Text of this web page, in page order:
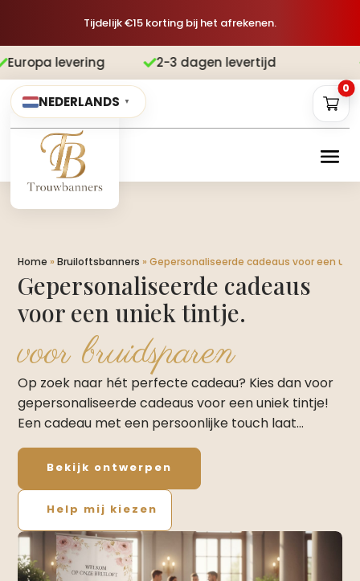
Tijdelijk €15 korting bij het afrekenen.
2-3 dagen levertijd  Gratis
NEDERLANDS ▼
0
Home »Bruiloftsbanners »Gepersonaliseerde cadeaus voor een
Gepersonaliseerde cadeaus
voor een uniek tintje.​
voor bruidsparen
Op zoek naar hét perfecte cadeau? Kies dan voor
gepersonaliseerde cadeaus voor een uniek tintje!
Een cadeau met een persoonlijke touch laat…
Bekijk ontwerpen
Help mij kiezen